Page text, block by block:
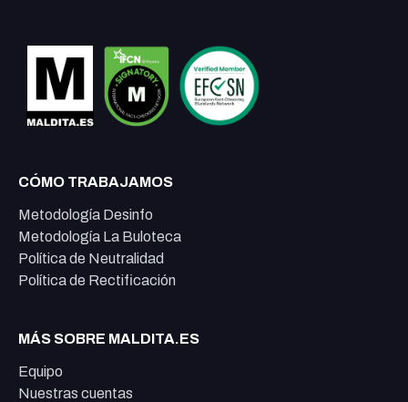
CÓMO TRABAJAMOS
Metodología Desinfo
Metodología La Buloteca
Política de Neutralidad
Política de Rectificación
MÁS SOBRE MALDITA.ES
Equipo
Nuestras cuentas